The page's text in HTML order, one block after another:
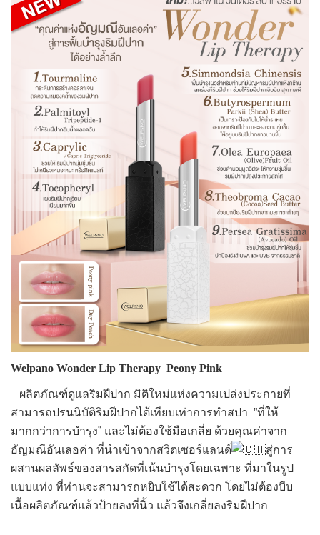
Welpano Wonder Lip Therapy Peony Pink
ผลิตภัณฑ์ดูแลริมฝีปาก มิติใหม่แห่งความเปล่งประกายที่
สามารถปรนนิบัติริมฝีปากได้เทียบเท่าการทำสปา ”ที่ให้
มากกว่าการบำรุง” และไม่ต้องใช้มือเกลี่ย ด้วยคุณค่าจาก
อัญมณีอันเลอค่า ที่นำเข้าจากสวิตเซอร์แลนด์
สู่การ
ผสานผลลัพธ์ของสารสกัดที่เน้นบำรุงโดยเฉพาะ ที่มาในรูป
แบบแท่ง ที่ท่านจะสามารถหยิบใช้ได้สะดวก โดยไม่ต้องบีบ
เนื้อผลิตภัณฑ์แล้วป้ายลงที่นิ้ว แล้วจึงเกลี่ยลงริมฝีปาก